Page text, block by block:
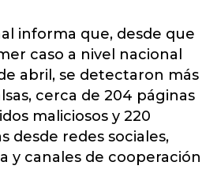
informa que, desde que
caso a nivel nacional
abril, se detectaron más
cerca de 204 páginas
maliciosos y 220
desde redes sociales,
y canales de cooperación